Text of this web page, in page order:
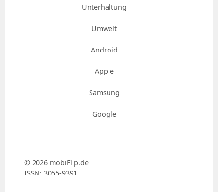
Unterhaltung
Umwelt
Android
Apple
Samsung
Google
© 2026 mobiFlip.de
ISSN: 3055-9391